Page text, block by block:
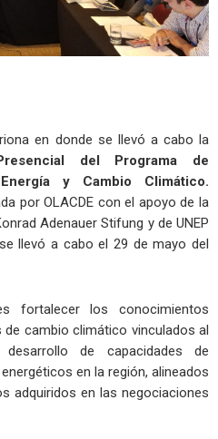
en donde se llevó a cabo la
del Programa de
y Cambio Climático.
por OLACDE con el apoyo de la
Adenauer Stifung y de UNEP
llevó a cabo el 29 de mayo del
fortalecer los conocimientos
cambio climático vinculados al
de capacidades de
en la región, alineados
adquiridos en las negociaciones